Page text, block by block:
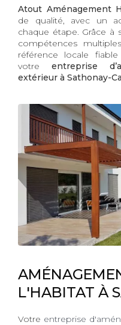
Atout Aménagement
de qualité, avec un
chaque étape. Grâce
compétences
référence locale
votre entreprise
extérieur à Sathonay-
L'HABITAT À
Votre entreprise